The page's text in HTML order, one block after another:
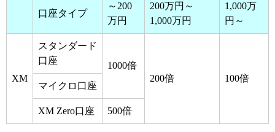
口座タイプ
～200
万円
200万円～
1,000万円
1,000万
円～
XM
スタンダード
口座
1000倍
200倍
100倍
マイクロ口座
XM Zero口座 500倍